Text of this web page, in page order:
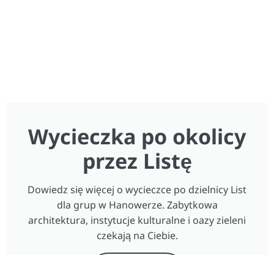
Wycieczka po okolicy
przez Listę
Dowiedz się więcej o wycieczce po dzielnicy List
dla grup w Hanowerze. Zabytkowa
architektura, instytucje kulturalne i oazy zieleni
czekają na Ciebie.